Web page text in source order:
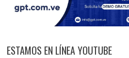
ESTAMOS EN LÍNEA YOUTUBE